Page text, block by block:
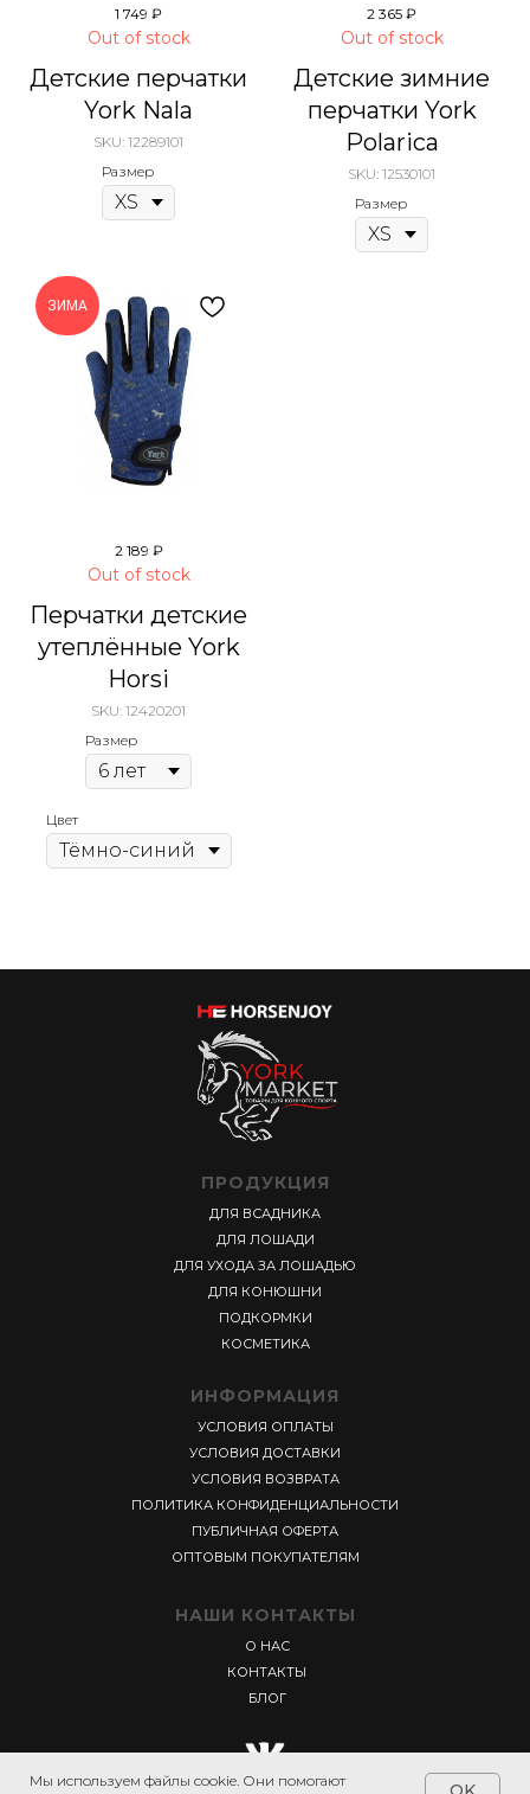
1 749 ₽
Out of stock
Детские перчатки
York Nala
SKU: 12289101
Размер
2 365 ₽
Out of stock
Детские зимние
перчатки York
Polarica
SKU: 12530101
Размер
ЗИМА
2 189 ₽
Out of stock
Перчатки детские
утеплённые York
Horsi
SKU: 12420201
Размер
Цвет
Мы используем файлы cookie. Они помогают
ПРОДУКЦИЯ
ДЛЯ ВСАДНИКА
ДЛЯ ЛОШАДИ
ДЛЯ УХОДА ЗА ЛОШАДЬЮ
ДЛЯ КОНЮШНИ
ПОДКОРМКИ
КОСМЕТИКА
ИНФОРМАЦИЯ
УСЛОВИЯ ОПЛАТЫ
УСЛОВИЯ ДОСТАВКИ
УСЛОВИЯ ВОЗВРАТА
ПОЛИТИКА КОНФИДЕНЦИАЛЬНОСТИ
ПУБЛИЧНАЯ ОФЕРТА
ОПТОВЫМ ПОКУПАТЕЛЯМ
НАШИ КОНТАКТЫ
О НАС
КОНТАКТЫ
БЛОГ